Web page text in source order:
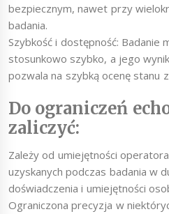
bezpiecznym, nawet przy
badania.
Szybkość i dostępność: Badanie
stosunkowo szybko, a jego
pozwala na szybką ocenę stanu
Do ograniczeń
zaliczyć:
Zależy od umiejętności
uzyskanych podczas badania w
doświadczenia i umiejętności
Ograniczona precyzja w